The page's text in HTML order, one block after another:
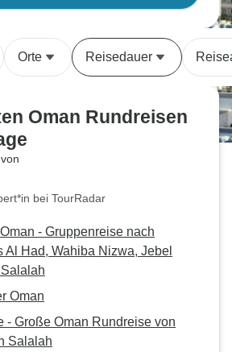
Orte Reisedauer
Oman Rundreisen
bei TourRadar
- Gruppenreise nach
Al Had, Wahiba Nizwa, Jebel
Oman
- Große Oman Rundreise von
Salalah